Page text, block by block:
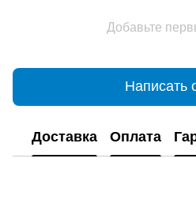
Добавьте
Написать
Доставка Оплата